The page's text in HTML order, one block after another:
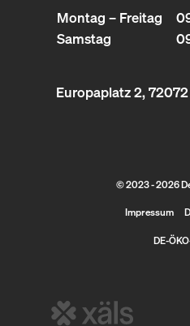
Montag – Freitag
Samstag
Europaplatz 2,
© 2023 - 2026
Impressum
DE-